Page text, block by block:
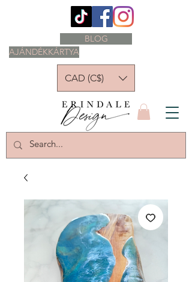
AJÁNDÉKKÁRTYA
BLOG
CAD (C$)